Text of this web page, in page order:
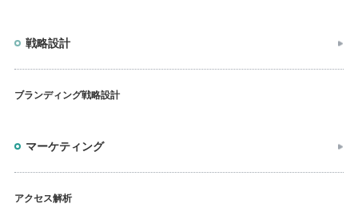
戦略設計
ブランディング戦略設計
マーケティング
アクセス解析